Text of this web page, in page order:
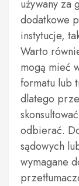
używany za
dodatkowe
instytucje,
Warto
mogą mieć
formatu lub
dlatego
odbierać.
sądowych
wymagane